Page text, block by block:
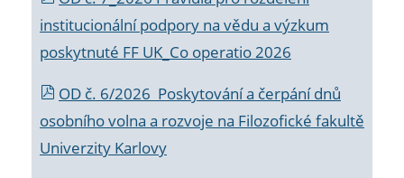
institucionální podpory na vědu a výzkum
poskytnuté FF UK_Co operatio 2026
OD č. 6/2026 Poskytování a čerpání dnů
osobního volna a rozvoje na Filozofické fakultě
Univerzity Karlovy